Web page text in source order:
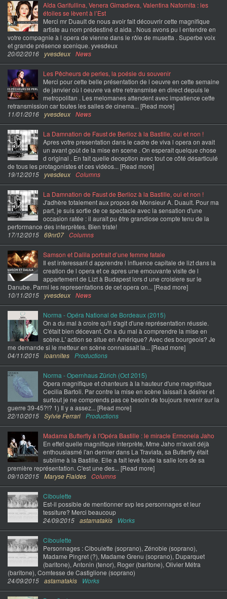
Aïda Garifullina, Venera Gimadieva, Valentina Nafornita : les
étoiles se lèvent à l’Est
Merci mr Duault de nous avoir fait découvrir cette magnifique
artiste au nom prédestiné d aida . Nous avons pu l entendre en
votre compagnie à l opera de vienne dans le rôle de musetta . Superbe voix
et grande présence scenique. yvesdeux
20/02/2016
yvesdeux News
Les Pêcheurs de perles, la poésie du souvenir
Merci pour cette belle présentation de l oeuvre en cette semaine
de janvier où l oeuvre va etre retransmise en direct depuis le
metropolitan . Les melomanes attendent avec impatience cette
retransmission car toutes les salles de cinema... [Read more]
11/01/2016
yvesdeux News
La Damnation de Faust de Berlioz à la Bastille, oui et non !
Apres votre presentation dans le cadre de viva l opera on avait
un avant goût de la mise en scene . On esperait quelque chose
d original . En fait quelle deception avec tout ce côté désarticulé
de tous les protagonistes et ces vidéos... [Read more]
19/12/2015
yvesdeux Columns
La Damnation de Faust de Berlioz à la Bastille, oui et non !
J'adhère totalement aux propos de Monsieur A. Duault. Pour ma
part, je suis sortie de ce spectacle avec la sensation d'une
occasion ratée : il aurait pu être grandiose compte tenu de la
performance des interprètes. Bien triste!
17/12/2015 69nr07 Columns
Samson et Dalila portrait d’une femme fatale
Il est interessant d apprendre l influence capitale de lizt dans la
creation de l opera et ce apres une emouvante visite de l
appartement de Lizt à Budapest lors d une croisiere sur le
Danube. Parmi les representations de cet opera on... [Read more]
10/11/2015
yvesdeux News
Norma - Opéra National de Bordeaux (2015)
On a du mal à croire qu'il s'agit d'une représentation réussie.
C'était bien décevant. On a du mal à comprendre la mise en
scène.L' action se situe en Amérique? Avec des bourgeois? Je
me demande si le metteur en scène connaissait la... [Read more]
04/11/2015 ioannites Productions
Norma - Opernhaus Zürich (Oct 2015)
Opera magnifique et chanteurs à la hauteur d'une magnifique
Cecilia Bartoli. Par contre la mise en scène laissait à désirer et
surtout je ne comprends pas ce besoin de toujours revenir sur la
guerre 39-45?!? 1) Il y a assez... [Read more]
22/10/2015 Sylvie Ferrari Productions
Madama Butterfly à l'Opéra Bastille : le miracle Ermonela Jaho
En effet quelle magnifique interprète, Mme Jaho m'avait déjà
enthousiasmé l'an dernier dans La Traviata, sa Butterfly était
sublime à la Bastille. Elle a fait levé toute la salle lors de sa
première représentation. C'est une des... [Read more]
09/10/2015 Maryse Fialdes Columns
Ciboulette
Est-il possible de mentionner svp les personnages et leur
tessiture? Merci beaucoup
24/09/2015 astamatakis Works
Ciboulette
Personnages : Ciboulette (soprano), Zénobie (soprano),
Madame Pingret (?), Madame Grenu (soprano), Duparquet
(baritone), Antonin (tenor), Roger (baritone), Olivier Métra
(baritone), Comtesse de Castiglione (soprano)
24/09/2015 astamatakis Works